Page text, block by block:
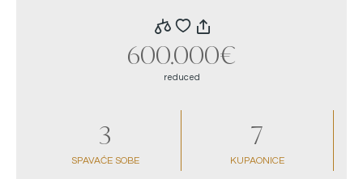
600.000€
reduced
3
SPAVAĆE SOBE
7
KUPAONICE